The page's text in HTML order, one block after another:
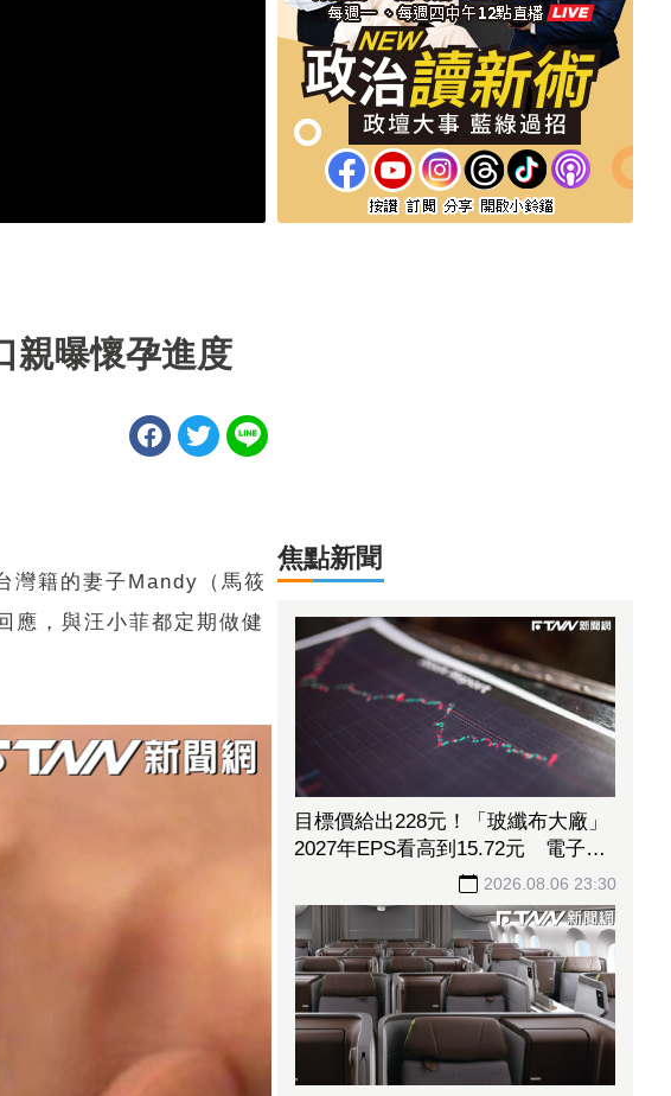
親曝懷孕進度
灣籍的妻子Mandy（馬筱
應，與汪小菲都定期做健
焦點新聞
目標價給出228元！「玻纖布大廠」
2027年EPS看高到15.72元 電子材
料放量＋轉投資挹注營收2026.08.06 23:30